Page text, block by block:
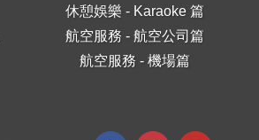
休憩娛樂 - Karaoke 篇
航空服務 - 航空公司篇
航空服務 - 機場篇